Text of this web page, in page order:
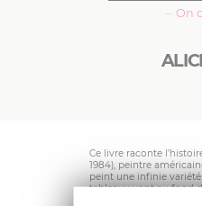
··· On
Ce livre raconte
1984), peintre
peint une infinie variété
tableaux vont au fond